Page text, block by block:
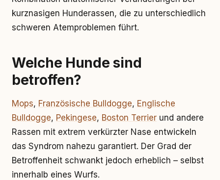
kurznasigen Hunderassen, die zu unterschiedlich
schweren Atemproblemen führt.
Welche Hunde sind
betroffen?
Mops, Französische Bulldogge, Englische
Bulldogge, Pekingese, Boston Terrier und andere
Rassen mit extrem verkürzter Nase entwickeln
das Syndrom nahezu garantiert. Der Grad der
Betroffenheit schwankt jedoch erheblich – selbst
innerhalb eines Wurfs.